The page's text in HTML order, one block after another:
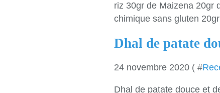
riz 30gr de Maizena 20gr
chimique sans gluten
Dhal de patate
24 novembre 2020 ( #
Dhal de patate douce et